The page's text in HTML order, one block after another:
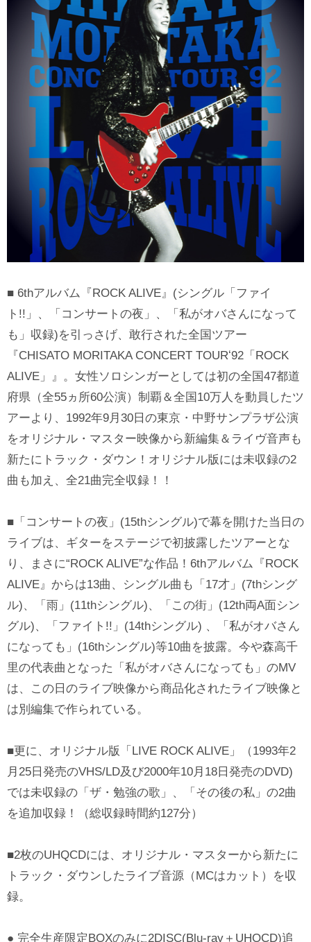
■ 6thアルバム『ROCK ALIVE』(シングル「ファイ
ト!!」、「コンサートの夜」、「私がオバさんになって
も」収録)を引っさげ、敢行された全国ツアー
『CHISATO MORITAKA CONCERT TOURʻ92「ROCK
ALIVE」』。⼥性ソロシンガーとしては初の全国47都道
府県（全55ヵ所60公演）制覇＆全国10万⼈を動員したツ
アーより、1992年9月30日の東京・中野サンプラザ公演
をオリジナル・マスター映像から新編集＆ライヴ音声も
新たにトラック・ダウン！オリジナル版には未収録の2
曲も加え、全21曲完全収録！！
■「コンサートの夜」(15thシングル)で幕を開けた当日の
ライブは、ギターをステージで初披露したツアーとな
り、まさに“ROCK ALIVE”な作品！6thアルバム『ROCK
ALIVE』からは13曲、シングル曲も「17才」(7thシング
ル)、「雨」(11thシングル)、「この街」(12th両A面シン
グル)、「ファイト!!」(14thシングル) 、「私がオバさん
になっても」(16thシングル)等10曲を披露。今や森高千
里の代表曲となった「私がオバさんになっても」のMV
は、この日のライブ映像から商品化されたライブ映像と
は別編集で作られている。
■更に、オリジナル版「LIVE ROCK ALIVE」（1993年2
月25日発売のVHS/LD及び2000年10月18日発売のDVD)
では未収録の「ザ・勉強の歌」、「その後の私」の2曲
を追加収録！（総収録時間約127分）
■2枚のUHQCDには、オリジナル・マスターから新たに
トラック・ダウンしたライブ音源（MCはカット）を収
録。
● 完全生産限定BOXのみに2DISC(Blu-ray＋UHQCD)追